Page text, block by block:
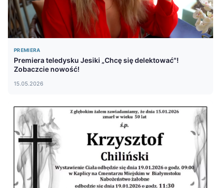
PREMIERA
Premiera teledysku Jesiki „Chcę się delektować"!
Zobaczcie nowość!
15.05.2026